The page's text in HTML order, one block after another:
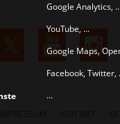
Google Analytics,
YouTube, ...
Google Maps,
Facebook, Twitter,
...